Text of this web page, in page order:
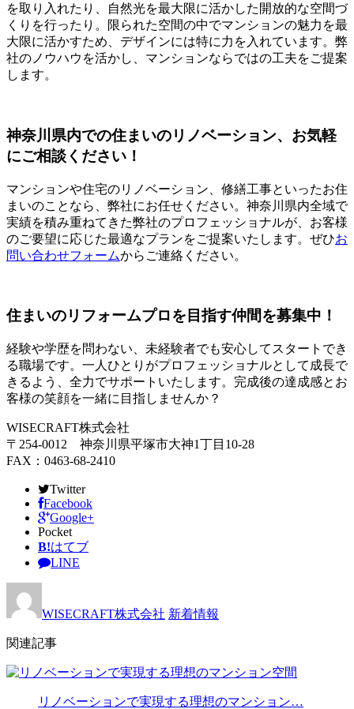
を取り入れたり、自然光を最大限に活かした開放的な空間づ
くりを行ったり。限られた空間の中でマンションの魅力を最
大限に活かすため、デザインには特に力を入れています。弊
社のノウハウを活かし、マンションならではの工夫をご提案
します。
神奈川県内での住まいのリノベーション、お気軽
にご相談ください！
マンションや住宅のリノベーション、修繕工事といったお住
まいのことなら、弊社にお任せください。神奈川県内全域で
実績を積み重ねてきた弊社のプロフェッショナルが、お客様
のご要望に応じた最適なプランをご提案いたします。ぜひお
問い合わせフォームからご連絡ください。
住まいのリフォームプロを目指す仲間を募集中！
経験や学歴を問わない、未経験者でも安心してスタートでき
る職場です。一人ひとりがプロフェッショナルとして成長で
きるよう、全力でサポートいたします。完成後の達成感とお
客様の笑顔を一緒に目指しませんか？
WISECRAFT株式会社
〒254-0012 神奈川県平塚市大神1丁目10-28
FAX：0463-68-2410
Twitter
Facebook
Google+
Pocket
B!はてブ
LINE
WISECRAFT株式会社 新着情報
関連記事
リノベーションで実現する理想のマンション…